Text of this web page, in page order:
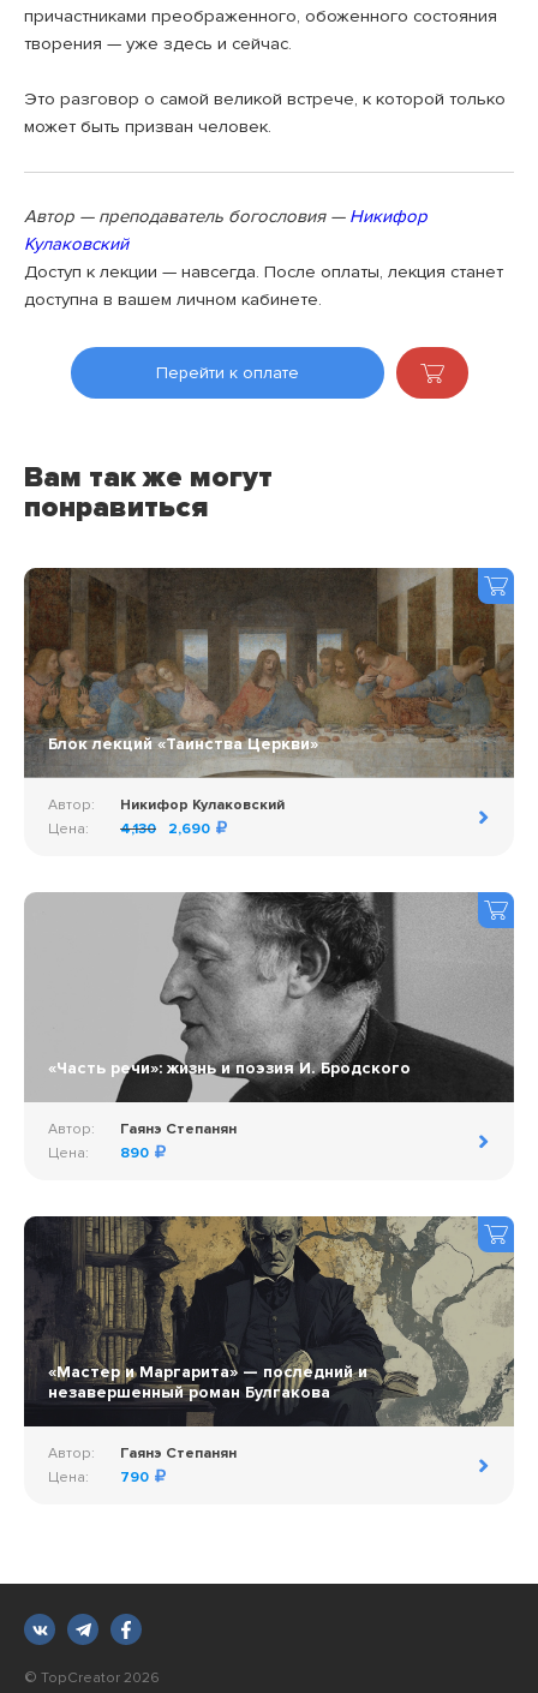
причастниками преображенного, обоженного состояния
творения — уже здесь и сейчас.
Это разговор о самой великой встрече, к которой только
может быть призван человек.
Автор — преподаватель богословия — Никифор
Кулаковский
Доступ к лекции — навсегда. После оплаты, лекция станет
доступна в вашем личном кабинете.
Перейти к оплате
Вам так же могут
понравиться
Блок лекций «Таинства Церкви»
Автор:
Никифор Кулаковский
Цена:
4,130 2,690
«Часть речи»: жизнь и поэзия И. Бродского
Автор:
Гаянэ Степанян
Цена:
890
«Мастер и Маргарита» — последний и
незавершенный роман Булгакова
Автор:
Гаянэ Степанян
Цена:
790
© TopCreator 2026